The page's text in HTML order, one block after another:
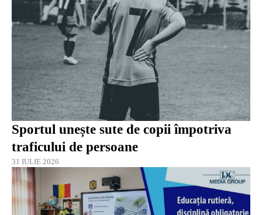
Sportul unește sute de copii împotriva
traficului de persoane
31 IULIE 2026